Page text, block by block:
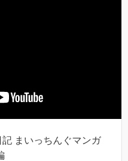
まいっちんぐマンガ